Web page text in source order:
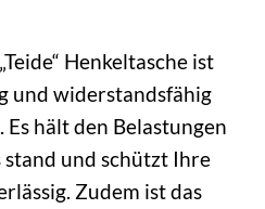
Henkeltasche ist
und widerstandsfähig
hält den Belastungen
und schützt Ihre
Zudem ist das